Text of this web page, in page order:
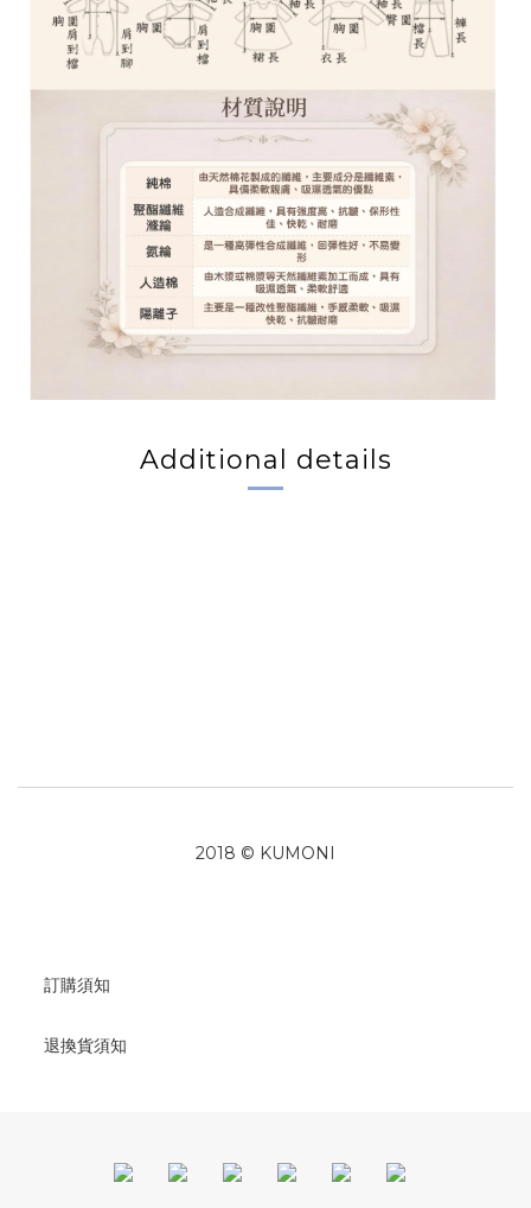
Additional details
2018 © KUMONI
訂購須知
退換貨須知